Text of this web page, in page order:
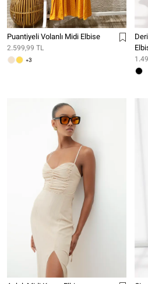
Puantiyeli Volanlı Midi Elbise
2.599,99 TL
+3